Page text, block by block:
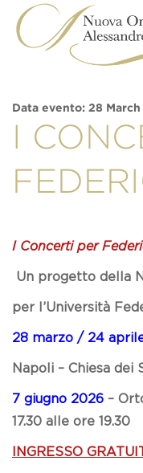
content
Data evento: 28
I
I Concerti per
Un progetto della
per l’Università
28 marzo / 24
Napoli – Chiesa dei
7 giugno 2026 –
17.30 alle ore 19.30
INGRESSO